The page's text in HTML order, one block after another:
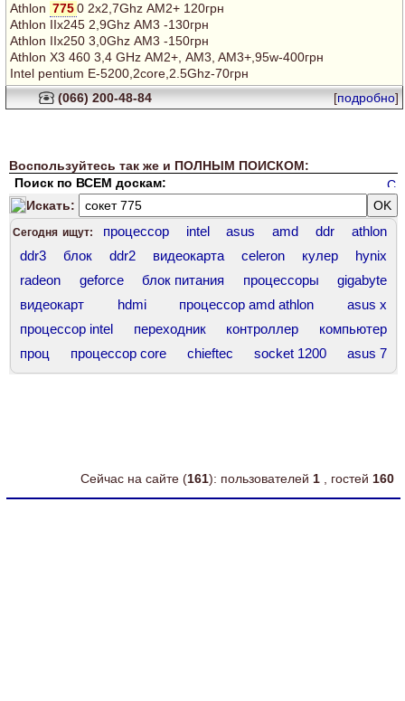
Athlon 7750 2х2,7Ghz АМ2+ 120грн
Athlon IIх245 2,9Ghz АМ3 -130грн
Athlon IIх250 3,0Ghz АМ3 -150грн
Athlon X3 460 3,4 GHz АМ2+, AM3, AM3+,95w-400грн
Intel pentium E-5200,2core,2.5Ghz-70грн
(066) 200-48-84
[подробно]
Воспользуйтесь так же и ПОЛНЫМ ПОИСКОМ:
Поиск по ВСЕМ доскам:
Искать:
Сегодня ищут: процессор intel asus amd ddr
athlon
ddr3
блок ddr2 видеокарта celeron кулер
hynix
radeon
geforce блок питания процессоры
gigabyte
видеокарт
hdmi процессор amd athlon
asus x
процессор intel
переходник контроллер
компьютер
проц
процессор core chieftec socket 1200
asus 7
сокет 775
оперативная память корпус asus
force
Сейчас на сайте (161): пользователей 1 , гостей 160